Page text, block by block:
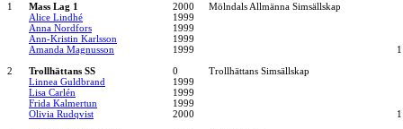
1 Mass Lag 1 2000
Mölndals Allmänna Simsällskap
Alice Lindhé
1999
Anna Nordfors
1999
Ann-Kristin Karlsson
1999
Amanda Magnusson
1999
2
Trollhättans SS 0
Trollhättans Simsällskap
Linnea Guldbrand
1999
Lisa Carlén
1999
Frida Kalmertun
1999
Olivia Rudqvist
2000